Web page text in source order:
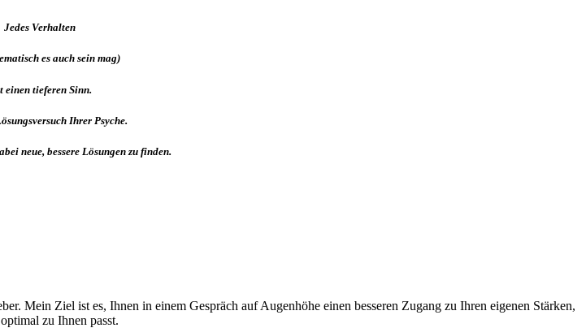
Jedes Verhalten
es auch sein mag)
einen tieferen Sinn.
Ihrer Psyche.
neue, bessere Lösungen zu finden.
Mein Ziel ist es, Ihnen in einem Gespräch auf Augenhöhe einen besseren Zugang zu Ihren eigenen Stärken,
zu Ihnen passt.